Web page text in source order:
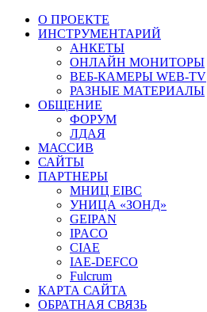
О ПРОЕКТЕ
ИНСТРУМЕНТАРИЙ
АНКЕТЫ
ОНЛАЙН МОНИТОРЫ
ВЕБ-КАМЕРЫ WEB-TV
РАЗНЫЕ МАТЕРИАЛЫ
ОБЩЕНИЕ
ФОРУМ
ЛДАЯ
МАССИВ
САЙТЫ
ПАРТНЕРЫ
МНИЦ EIBC
УНИЦА «ЗОНД»
GEIPAN
IPACO
CIAE
IAE-DEFCO
Fulcrum
КАРТА САЙТА
ОБРАТНАЯ СВЯЗЬ